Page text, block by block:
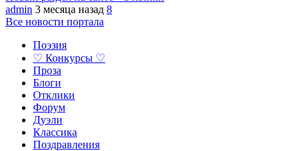
admin 3 месяца назад 8
Все новости портала
Поэзия
♡ Конкурсы ♡
Проза
Блоги
Отклики
Форум
Дуэли
Классика
Поздравления